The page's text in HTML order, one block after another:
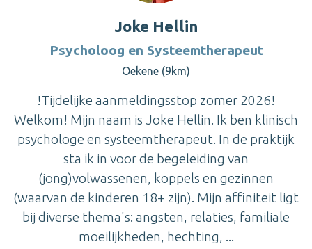
Joke Hellin
Psycholoog en Systeemtherapeut
Oekene (9km)
!Tijdelijke aanmeldingsstop zomer 2026!
Welkom! Mijn naam is Joke Hellin. Ik ben klinisch
psychologe en systeemtherapeut. In de praktijk
sta ik in voor de begeleiding van
(jong)volwassenen, koppels en gezinnen
(waarvan de kinderen 18+ zijn). Mijn affiniteit ligt
bij diverse thema's: angsten, relaties, familiale
moeilijkheden, hechting, ...